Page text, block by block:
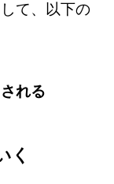
て、以下の
れる
く